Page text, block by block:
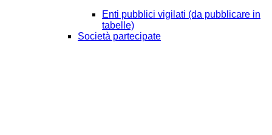
Enti pubblici vigilati (da pubblicare in
tabelle)
Società partecipate